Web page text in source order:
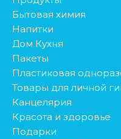
Бытовая химия
Напитки
Дом Кухня
Пакеты
Пластиковая
Товары для личной
Канцелярия
Красота и здоровье
Подарки